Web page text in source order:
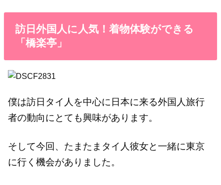
訪日外国人に人気！着物体験ができる
「橋楽亭」
僕は訪日タイ人を中心に日本に来る外国人旅行
者の動向にとても興味があります。
そして今回、たまたまタイ人彼女と一緒に東京
に行く機会がありました。